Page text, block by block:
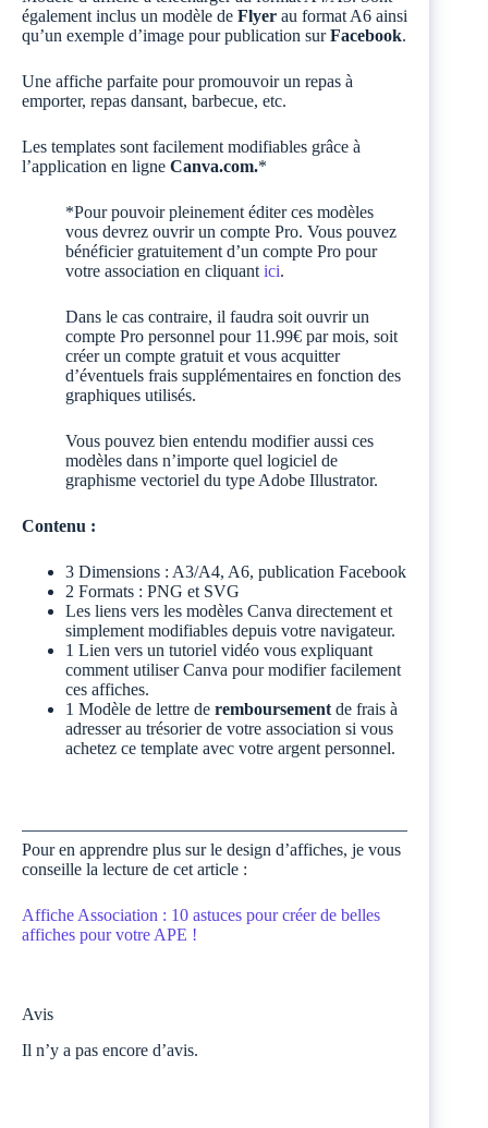
également inclus un modèle de Flyer au format A6 ainsi
qu’un exemple d’image pour publication surFacebook.
Une affiche parfaite pour promouvoir un repas à
emporter, repas dansant, barbecue, etc.
Les templates sont facilement modifiables grâce à
l’application en ligne Canva.com.*
*Pour pouvoir pleinement éditer ces modèles
vous devrez ouvrir un compte Pro. Vous pouvez
bénéficier gratuitement d’un compte Pro pour
votre association en cliquant ici.
Dans le cas contraire, il faudra soit ouvrir un
compte Pro personnel pour 11.99€ par mois, soit
créer un compte gratuit et vous acquitter
d’éventuels frais supplémentaires en fonction des
graphiques utilisés.
Vous pouvez bien entendu modifier aussi ces
modèles dans n’importe quel logiciel de
graphisme vectoriel du type Adobe Illustrator.
Contenu :
3 Dimensions : A3/A4, A6, publication Facebook
2 Formats : PNG et SVG
Les liens vers les modèles Canva directement et
simplement modifiables depuis votre navigateur.
1 Lien vers un tutoriel vidéo vous expliquant
comment utiliser Canva pour modifier facilement
ces affiches.
1 Modèle de lettre de remboursement de frais à
adresser au trésorier de votre association si vous
achetez ce template avec votre argent personnel.
Pour en apprendre plus sur le design d’affiches, je vous
conseille la lecture de cet article :
Affiche Association : 10 astuces pour créer de belles
affiches pour votre APE !
Avis
Il n’y a pas encore d’avis.